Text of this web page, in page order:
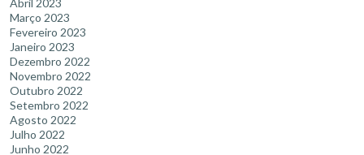
Abril 2023
Março 2023
Fevereiro 2023
Janeiro 2023
Dezembro 2022
Novembro 2022
Outubro 2022
Setembro 2022
Agosto 2022
Julho 2022
Junho 2022